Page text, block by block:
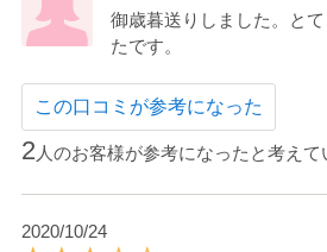
御歳暮送りしました。と
たです。
この口コミが参考になった
2 人のお客様が参考になったと考えて
2020/10/24